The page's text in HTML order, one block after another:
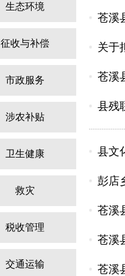
生态环境
征收与补偿
市政服务
涉农补贴
卫生健康
救灾
税收管理
交通运输
苍溪
关于
苍溪
县残
县文
彭店
苍溪
苍溪
苍溪